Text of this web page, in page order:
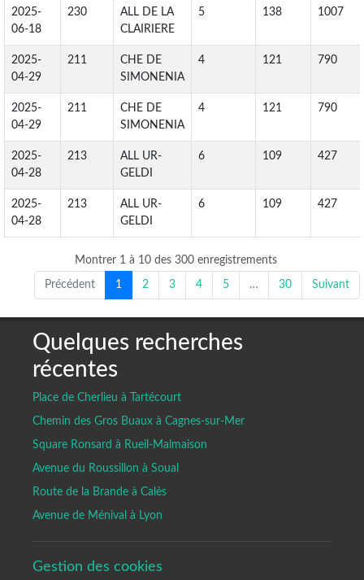
2025-
06-18
230
ALL DE LA
CLAIRIERE
5 138 1007
2025-
04-29
211
CHE DE
SIMONENIA
4 121 790
2025-
04-29
211
CHE DE
SIMONENIA
4 121 790
2025-
04-28
213
ALL UR-
GELDI
6 109 427
2025-
04-28
213
ALL UR-
GELDI
6 109 427
Montrer 1 à 10 des 300 enregistrements
Précédent 1 2 3 4 5 … 30 Suivant
Quelques recherches
récentes
Place de Cherlieu à Tartécourt
Chemin des Gros Buaux à Cagnes-sur-Mer
Square Ronsard à Rueil-Malmaison
Avenue du Roussillon à Soual
Route de la Brande à Calès
Avenue de Ménival à Lyon
Gestion des cookies